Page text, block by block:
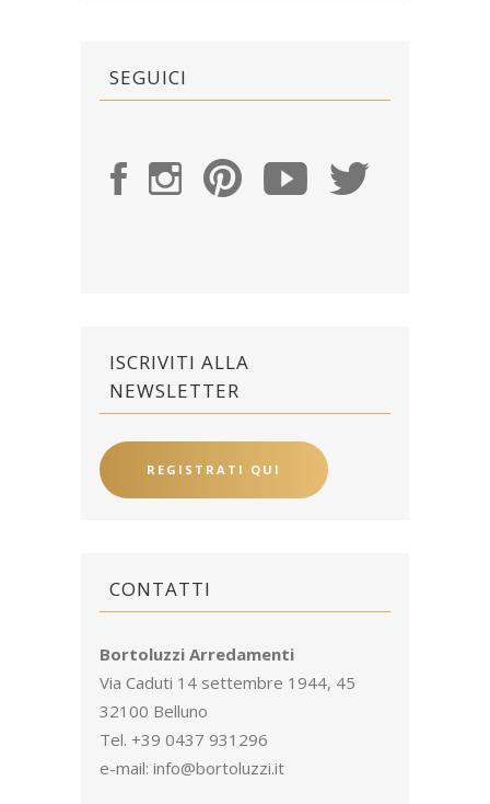
SEGUICI
ISCRIVITI ALLA
NEWSLETTER
REGISTRATI QUI
CONTATTI
Bortoluzzi Arredamenti
Via Caduti 14 settembre 1944, 45
32100 Belluno
Tel. +39 0437 931296
e-mail: info@bortoluzzi.it